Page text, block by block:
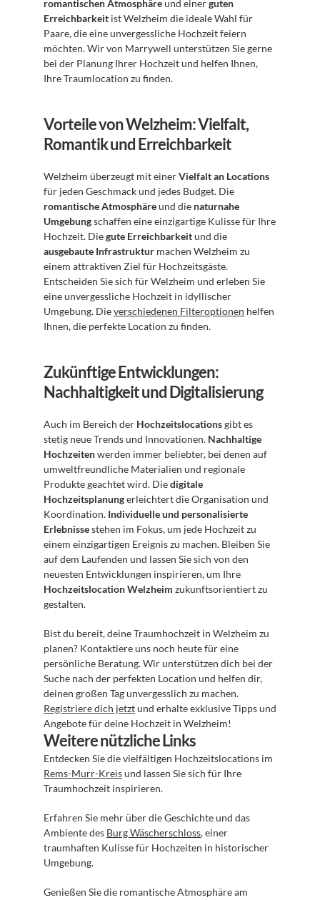
romantischen Atmosphäre und einer guten
Erreichbarkeit ist Welzheim die ideale Wahl für
Paare, die eine unvergessliche Hochzeit feiern
möchten. Wir von Marrywell unterstützen Sie gerne
bei der Planung Ihrer Hochzeit und helfen Ihnen,
Ihre Traumlocation zu finden.
Vorteile von Welzheim: Vielfalt,
Romantik und Erreichbarkeit
Welzheim überzeugt mit einer Vielfalt an Locations
romantische Atmosphäre und die naturnahe
Umgebung schaffen eine einzigartige Kulisse für Ihre
Hochzeit. Die gute Erreichbarkeit
ausgebaute Infrastruktur machen Welzheim zu
einem attraktiven Ziel für Hochzeitsgäste.
Entscheiden Sie sich für Welzheim und erleben Sie
eine unvergessliche Hochzeit in idyllischer
Umgebung. Die verschiedenen Filteroptionen helfen
Ihnen, die perfekte Location zu finden.
Zukünftige Entwicklungen:
Nachhaltigkeit und Digitalisierung
Auch im Bereich der Hochzeitslocations gibt es
stetig neue Trends und Innovationen. Nachhaltige
Hochzeiten werden immer beliebter, bei denen auf
umweltfreundliche Materialien und regionale
Produkte geachtet wird. Die digitale
Hochzeitsplanung erleichtert die Organisation und
Koordination. Individuelle und personalisierte
Erlebnisse stehen im Fokus, um jede Hochzeit zu
einem einzigartigen Ereignis zu machen. Bleiben Sie
auf dem Laufenden und lassen Sie sich von den
Hochzeitslocation Welzheim zukunftsorientiert zu
gestalten.
Bist du bereit, deine Traumhochzeit in Welzheim zu
planen? Kontaktiere uns noch heute für eine
persönliche Beratung. Wir unterstützen dich bei der
Suche nach der perfekten Location und helfen dir,
Registriere dich jetzt und erhalte exklusive Tipps und
Angebote für deine Hochzeit in Welzheim!
Weitere nützliche Links
Rems-Murr-Kreis und lassen Sie sich für Ihre
Traumhochzeit inspirieren.
Erfahren Sie mehr über die Geschichte und das
Ambiente des Burg Wäscherschloss, einer
traumhaften Kulisse für Hochzeiten in historischer
Umgebung.
Genießen Sie die romantische Atmosphäre am